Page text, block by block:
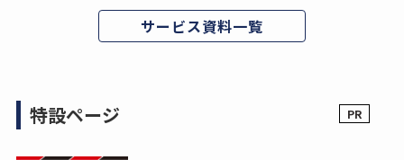
サービス資料一覧
特設ページ